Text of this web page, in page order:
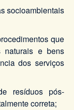
socioambientais
que
naturais e bens
dos serviços
resíduos pós-
correta;